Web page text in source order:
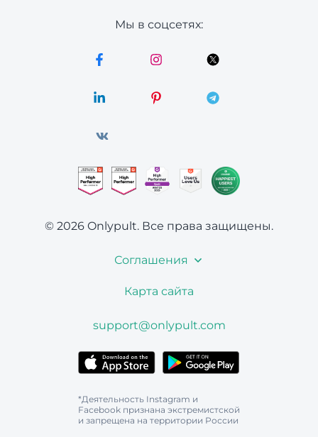
Мы в соцсетях:
© 2026 Onlypult. Все права защищены.
Соглашения
Карта сайта
support@onlypult.com
*Деятельность Instagram и
Facebook признана экстремистской
и запрещена на территории России